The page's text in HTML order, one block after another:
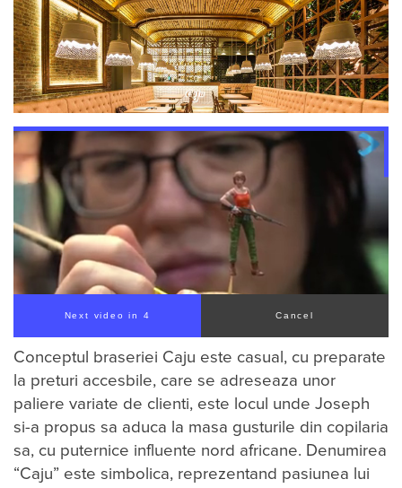
Next video in 3 Cancel
Conceptul braseriei Caju este casual, cu preparate
la preturi accesbile, care se adreseaza unor
paliere variate de clienti, este locul unde Joseph
si-a propus sa aduca la masa gusturile din copilaria
sa, cu puternice influente nord africane. Denumirea
“Caju” este simbolica, reprezentand pasiunea lui